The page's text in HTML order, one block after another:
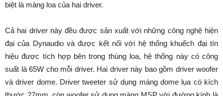
biệt là màng loa của hai driver.
Cả hai driver này đều được sản xuất với những công nghệ hiện
đại của Dynaudio và được kết nối với hệ thống khuếch đại tín
hiệu được tích hợp bên trong thùng loa, hệ thống này có công
suất là 65W cho mỗi driver. Hai driver này bao gồm driver woofer
và driver dome. Driver tweeter sử dụng màng dome lụa có kích